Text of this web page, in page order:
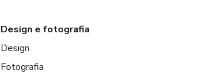
Design e fotografia
Design
Fotografia